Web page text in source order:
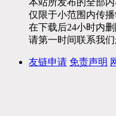
仅限于小范围内传
在下载后24小时内
请第一时间联系我
友链申请 免责声明